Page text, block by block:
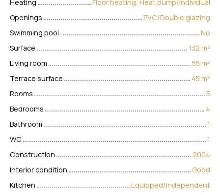
Heating
Floor heating, Heat pump/Individual
Openings
PVC/Double glazing
Swimming pool
No
Surface
132 m²
Living room
55 m²
Terrace surface
45 m²
Rooms
5
Bedrooms
4
Bathroom
1
WC
1
Construction
2004
Interior condition
Good
Kitchen
Equipped/Independent